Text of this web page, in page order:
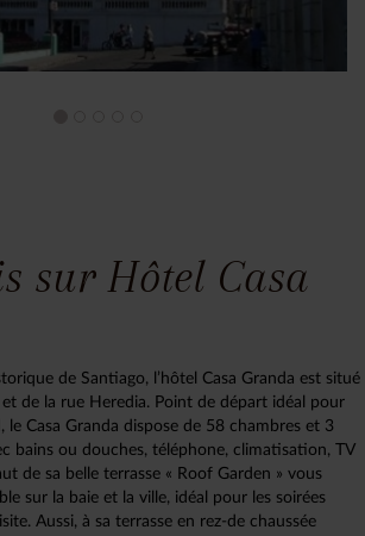
sur Hôtel Casa
de Santiago, l’hôtel Casa Granda est situé
et de la rue Heredia. Point de départ idéal pour
le Casa Granda dispose de 58 chambres et 3
bains ou douches, téléphone, climatisation, TV
de sa belle terrasse « Roof Garden » vous
sur la baie et la ville, idéal pour les soirées
Aussi, à sa terrasse en rez-de chaussée